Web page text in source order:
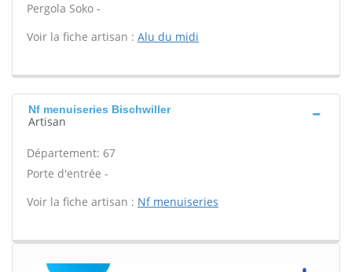
Pergola Soko -
Voir la fiche artisan : Alu du midi
Nf menuiseries Bischwiller
Artisan
Département: 67
Porte d'entrée -
Voir la fiche artisan : Nf menuiseries